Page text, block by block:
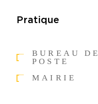
Pratique
BUREAU DE
POSTE
MAIRIE